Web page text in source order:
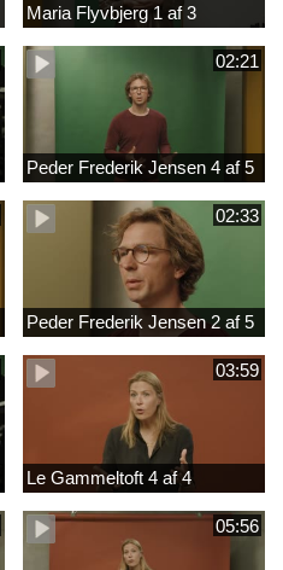
Maria Flyvbjerg 1 af 3
02:21
Peder Frederik Jensen 4 af 5
02:33
Peder Frederik Jensen 2 af 5
03:59
Le Gammeltoft 4 af 4
05:56